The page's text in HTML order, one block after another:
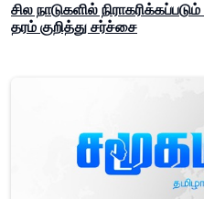
சில நாடுகளில்
தரம் குறித்து சர்ச்சை